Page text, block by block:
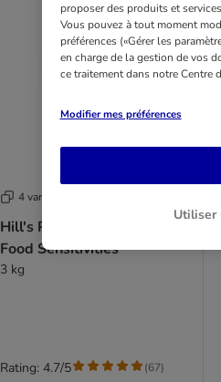
4 variantes
Hill's Prescription Diet z/d
Food Sensitivities
3 kg
Rating: 4.7/5 (67)
proposer des produits et
Vous pouvez à tout moment
préférences («Gérer les
en charge de la gestion de vos
ce traitement dans notre Centre
Modifier mes préférences
Utiliser